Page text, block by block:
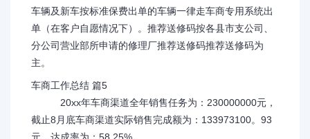
车辆及新车按标准保费出单的车辆一律走车商专用系统出
单（在客户自愿情况下）。推荐送修码按各县市支公司、
分公司营业部所申请的修理厂推荐送修码推荐送修码为
主。
车商工作总结 篇5
20xx年车商渠道全年销售任务为：230000000元，
截止8月底车商渠道实际销售完成额为：133973100。93